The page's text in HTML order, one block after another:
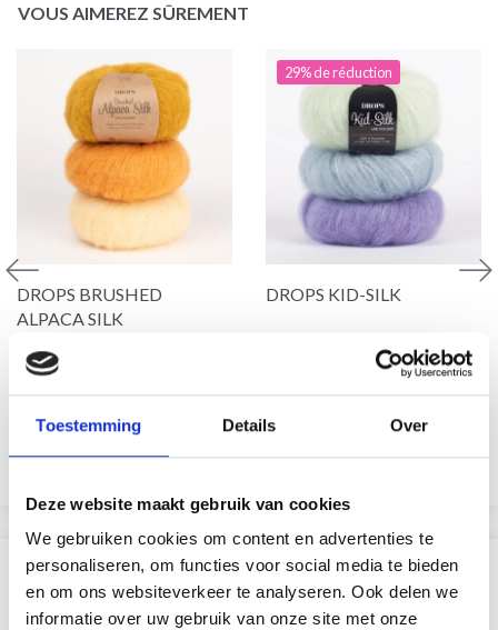
Toestemming Details Over
Deze website maakt gebruik van cookies
We gebruiken cookies om content en advertenties te
personaliseren, om functies voor social media te bieden
en om ons websiteverkeer te analyseren. Ook delen we
informatie over uw gebruik van onze site met onze
VOUS AIMEREZ SÛREMENT
DROPS BRUSHED
ALPACA SILK
77% Alpaga / 23% de Soie
du Mûrier
EUR 3.10
29% de réduction
DROPS KID-SILK
75% Laine / 25% Nylon
EUR 5.05
SIMILAIRE À CECI